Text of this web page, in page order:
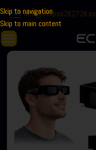
Skip to navigation
Skip to main content
info@eclipse262728.es